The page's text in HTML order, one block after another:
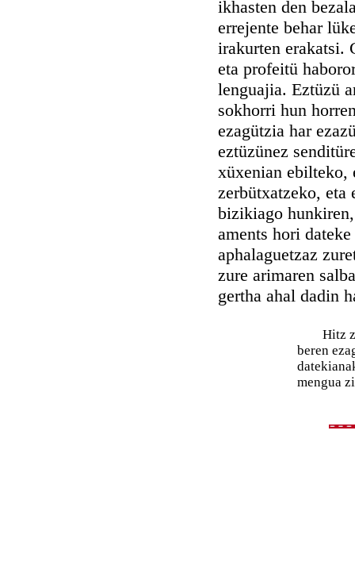
ikhasten den
errejente behar
irakurten erakatsi.
eta profeitü
lenguajia. Eztüzü
sokhorri hun
ezagützia har
eztüzünez
xüxenian ebilteko,
zerbütxatzeko, eta
bizikiago
aments hori
aphalaguetzaz
zure arimaren
gertha ahal dadin
Hitz
beren
mengua